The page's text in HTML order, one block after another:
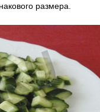
размера.